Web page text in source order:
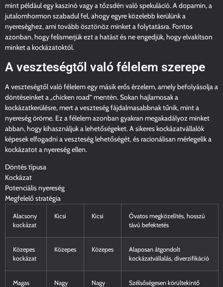
mint például egy kaszinó vagy a tőzsdén való spekuláció. A dopamin, a
jutalomhormon szabadul fel, ahogy egyre közelebb kerülünk a
nyereséghez, ami tovább ösztönöz minket a folytatásra. Fontos
azonban, hogy felismerjük ezt a hatást és ne engedjük, hogy elvakítson
minket a kockázatoktól.
A veszteségtől való félelem szerepe
A veszteségtől való félelem egy másik erős érzelem, amely befolyásolja a
döntéseinket a „chicken road” mentén. Sokan hajlamosak a
kockázatkerülésre, mert a veszteség fájdalmasabbnak tűnik, mint a
nyereség öröme. Ez a félelem azonban gyakran megakadályoz minket
abban, hogy kihasználjuk a lehetőségeket. A sikeres kockázatvállalók
képesek elfogadni a veszteség lehetőségét, és racionálisan mérlegelik a
kockázatot a nyereség ellen.
Döntés típusa
Kockázat
Potenciális nyereség
Megfelelő stratégia
Alacsony
kockázat
Kicsi Kicsi
Óvatos megközelítés, hosszú
távú befektetés
Közepes
kockázat
Közepes Közepes
Alaposan átgondolt
kockázatvállalás, diverzifikáció
Magas
Nagy Nagy
Szélsőségesen körültekintő